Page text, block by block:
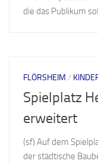
die das Publikum
FLÖRSHEIM /
Spielplatz
erweitert
(sf) Auf dem
der städtische